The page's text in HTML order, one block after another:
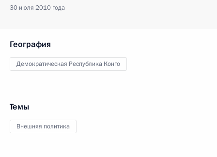
30 июля 2010 года
География
Демократическая Республика Конго
Темы
Внешняя политика